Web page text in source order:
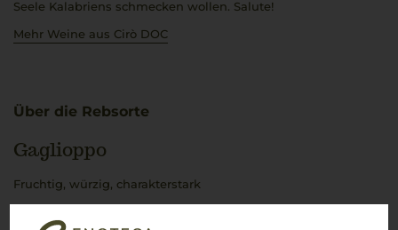
Seele Kalabriens schmecken wollen. Salute!
Mehr Weine aus Cirò DOC
Über die Rebsorte
Gaglioppo
Fruchtig, würzig, charakterstark
sonnendurchfluteten Terroir als der